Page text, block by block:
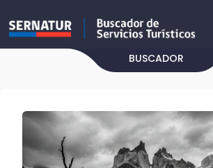
BUSCADOR